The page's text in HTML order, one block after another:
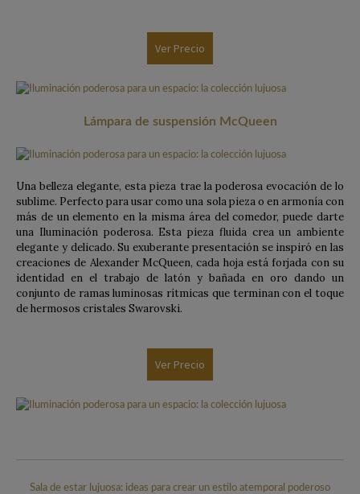
Ver Precio
Lámpara de suspensión McQueen
Una belleza elegante, esta pieza trae la poderosa evocación de lo
sublime. Perfecto para usar como una sola pieza o en armonía con
más de un elemento en la misma área del comedor, puede darte
una Iluminación poderosa. Esta pieza fluida crea un ambiente
elegante y delicado. Su exuberante presentación se inspiró en las
creaciones de Alexander McQueen, cada hoja está forjada con su
identidad en el trabajo de latón y bañada en oro dando un
conjunto de ramas luminosas rítmicas que terminan con el toque
de hermosos cristales Swarovski.
Ver Precio
Sala de estar lujuosa: ideas para crear un estilo atemporal poderoso